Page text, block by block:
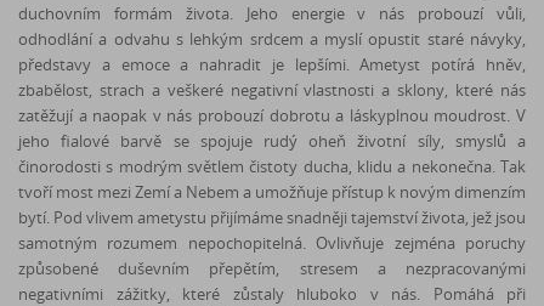
duchovním formám života. Jeho energie v nás probouzí vůli,
odhodlání a odvahu s lehkým srdcem a myslí opustit staré návyky,
představy a emoce a nahradit je lepšími. Ametyst potírá hněv,
zbabělost, strach a veškeré negativní vlastnosti a sklony, které nás
zatěžují a naopak v nás probouzí dobrotu a láskyplnou moudrost. V
jeho fialové barvě se spojuje rudý oheň životní síly, smyslů a
činorodosti s modrým světlem čistoty ducha, klidu a nekonečna. Tak
tvoří most mezi Zemí a Nebem a umožňuje přístup k novým dimenzím
bytí. Pod vlivem ametystu přijímáme snadněji tajemství života, jež jsou
samotným rozumem nepochopitelná. Ovlivňuje zejména poruchy
způsobené duševním přepětím, stresem a nezpracovanými
negativními zážitky, které zůstaly hluboko v nás. Pomáhá při